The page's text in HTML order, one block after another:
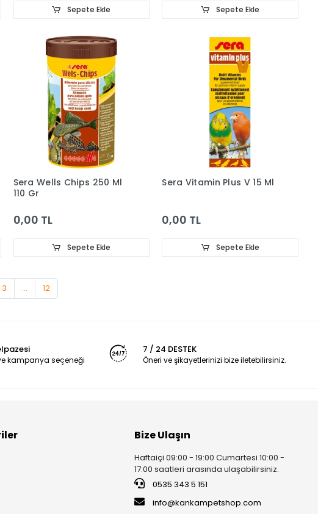
Sepete Ekle Sepete Ekle
Sera Wells Chips 250 Ml
110 Gr
0,00 TL
Sepete Ekle
Sera Vitamin Plus V 15 Ml
0,00 TL
Sepete Ekle
3 ... 12
kampanya seçeneği
7 / 24 DESTEK
Öneri ve şikayetlerinizi bize iletebilirsiniz.
Bize Ulaşın
Haftaiçi 09:00 - 19:00 Cumartesi 10:00 -
17:00 saatleri arasında ulaşabilirsiniz.
0535 343 5 151
info@kankampetshop.com